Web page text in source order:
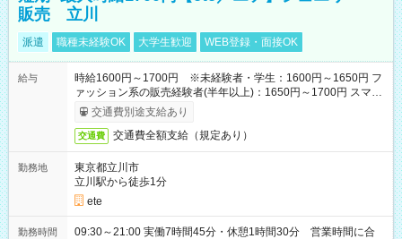
販売 立川
派遣 職種未経験OK 大学生歓迎 WEB登録・面接OK
給与
時給1600円～1700円 ※未経験者・学生：1600円～1650円 フ
ァッション系の販売経験者(半年以上)：1650円～1700円 スマホ
で簡単！給料前払いサービスあり
交通費別途支給あり
交通費 交通費全額支給（規定あり）
勤務地
東京都立川市
立川駅から徒歩1分
ete
勤務時間
09:30～21:00 実働7時間45分・休憩1時間30分 営業時間に合